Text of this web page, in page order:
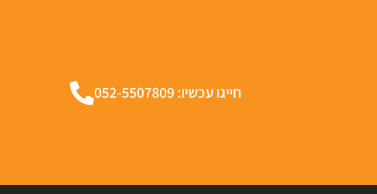
חייגו עכשיו: 052-5507809